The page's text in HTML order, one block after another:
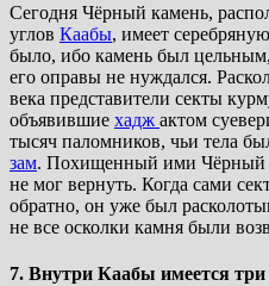
Сегодня Чёрный камень,
углов Каабы, имеет
было, ибо камень был
его оправы не нуждался.
века представители секты
объявившие хадж актом
тысяч паломников, чьи тела
зам. Похищенный ими Чёрный
не мог вернуть. Когда сами
обратно, он уже был
не все осколки камня были
7. Внутри Каабы имеется